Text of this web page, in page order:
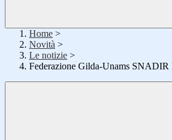
Home >
Novità >
Le notizie >
Federazione Gilda-Unams SNADIR